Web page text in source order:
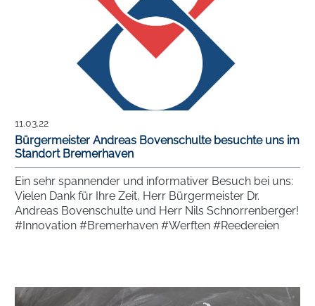
11.03.22
Bürgermeister Andreas Bovenschulte besuchte uns im
Standort Bremerhaven
Ein sehr spannender und informativer Besuch bei uns:
Vielen Dank für Ihre Zeit, Herr Bürgermeister Dr.
Andreas Bovenschulte und Herr Nils Schnorrenberger!
#Innovation #Bremerhaven #Werften #Reedereien